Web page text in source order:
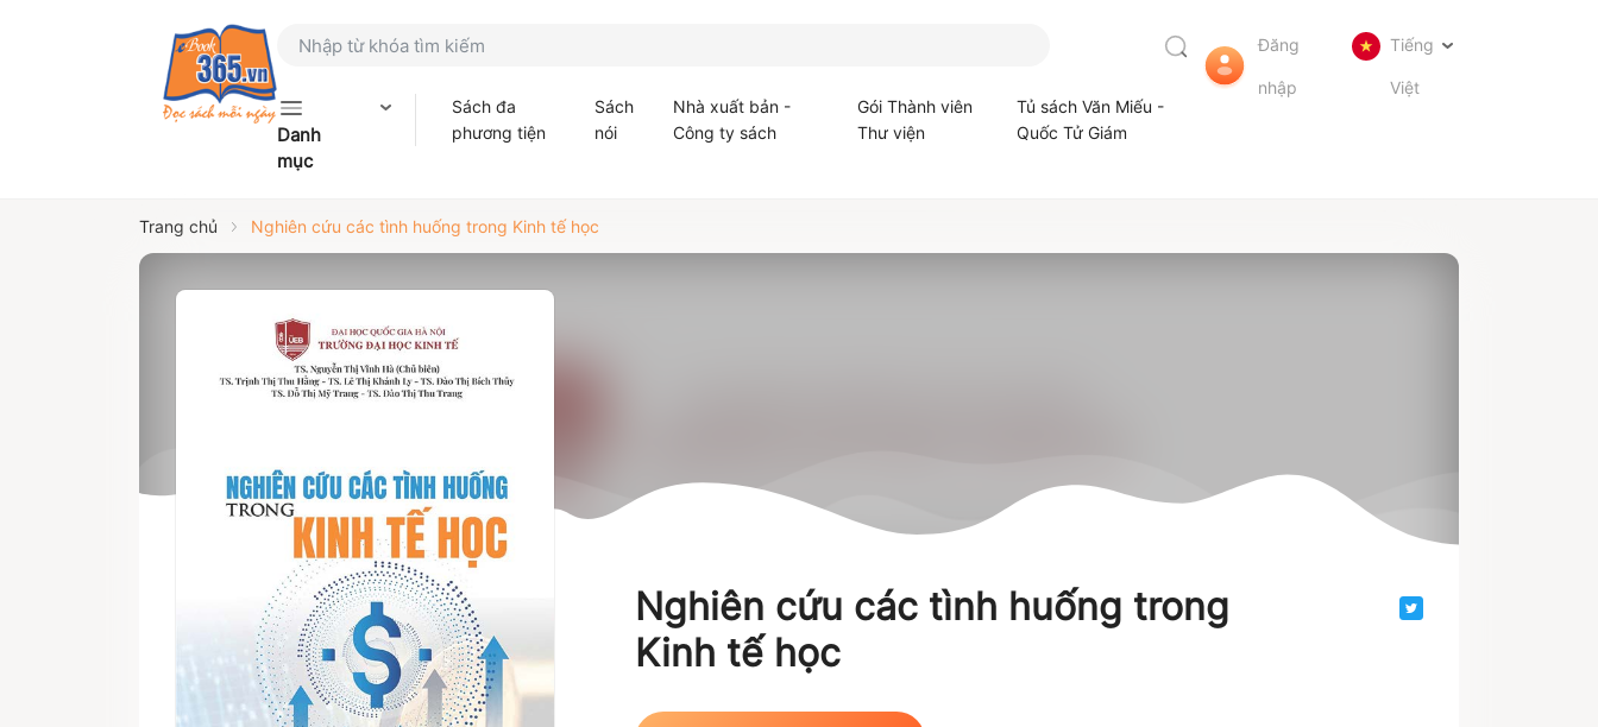
Danh
mục
Sách đa
phương tiện
Sách
nói
Nhà xuất bản -
Công ty sách
Gói Thành viên
Thư viện
Tủ sách Văn Miếu -
Quốc Tử Giám
Đăng
nhập
Tiếng
Việt
Trang chủ Nghiên cứu các tình huống trong Kinh tế học
Nghiên cứu các tình huống trong
Kinh tế học